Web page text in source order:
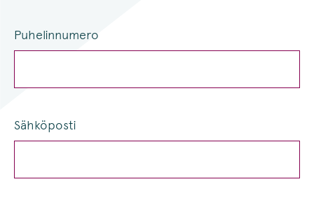
Puhelinnumero
Sähköposti